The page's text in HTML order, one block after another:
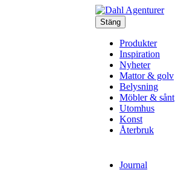
Stäng
Produkter
Inspiration
Nyheter
Mattor & golv
Belysning
Möbler & sånt
Utomhus
Konst
Återbruk
Journal